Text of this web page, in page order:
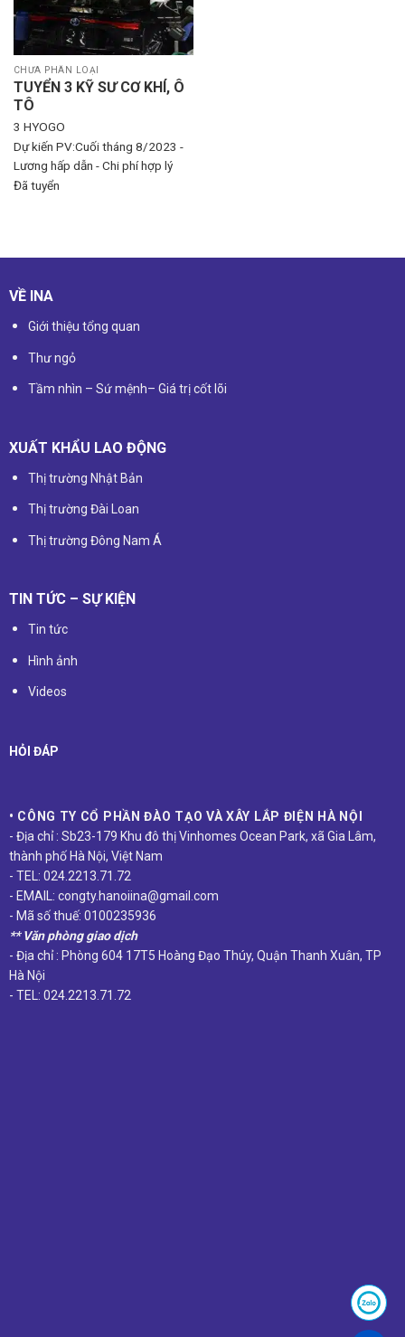
CHƯA PHÂN LOẠI
TUYỂN 3 KỸ SƯ CƠ KHÍ, Ô
TÔ
3 HYOGO
Dự kiến PV:Cuối tháng 8/2023 -
Lương hấp dẫn - Chi phí hợp lý
Đã tuyển
VỀ INA
Giới thiệu tổng quan
Thư ngỏ
Tầm nhìn – Sứ mệnh– Giá trị cốt lõi
XUẤT KHẨU LAO ĐỘNG
Thị trường Nhật Bản
Thị trường Đài Loan
Thị trường Đông Nam Á
TIN TỨC – SỰ KIỆN
Tin tức
Hình ảnh
Videos
HỎI ĐÁP
• CÔNG TY CỔ PHẦN ĐÀO TẠO VÀ XÂY LẮP ĐIỆN HÀ NỘI
- Địa chỉ : Sb23-179 Khu đô thị Vinhomes Ocean Park, xã Gia Lâm,
thành phố Hà Nội, Việt Nam
- TEL: 024.2213.71.72
- EMAIL: congty.hanoiina@gmail.com
- Mã số thuế: 0100235936
** Văn phòng giao dịch
- Địa chỉ : Phòng 604 17T5 Hoàng Đạo Thúy, Quận Thanh Xuân, TP
Hà Nội
- TEL: 024.2213.71.72